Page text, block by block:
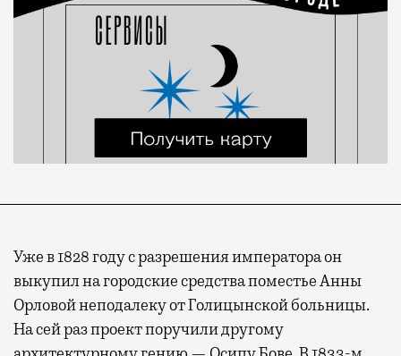
Уже в 1828 году с разрешения императора он
выкупил на городские средства поместье Анны
Орловой неподалеку от Голицынской больницы.
На сей раз проект поручили другому